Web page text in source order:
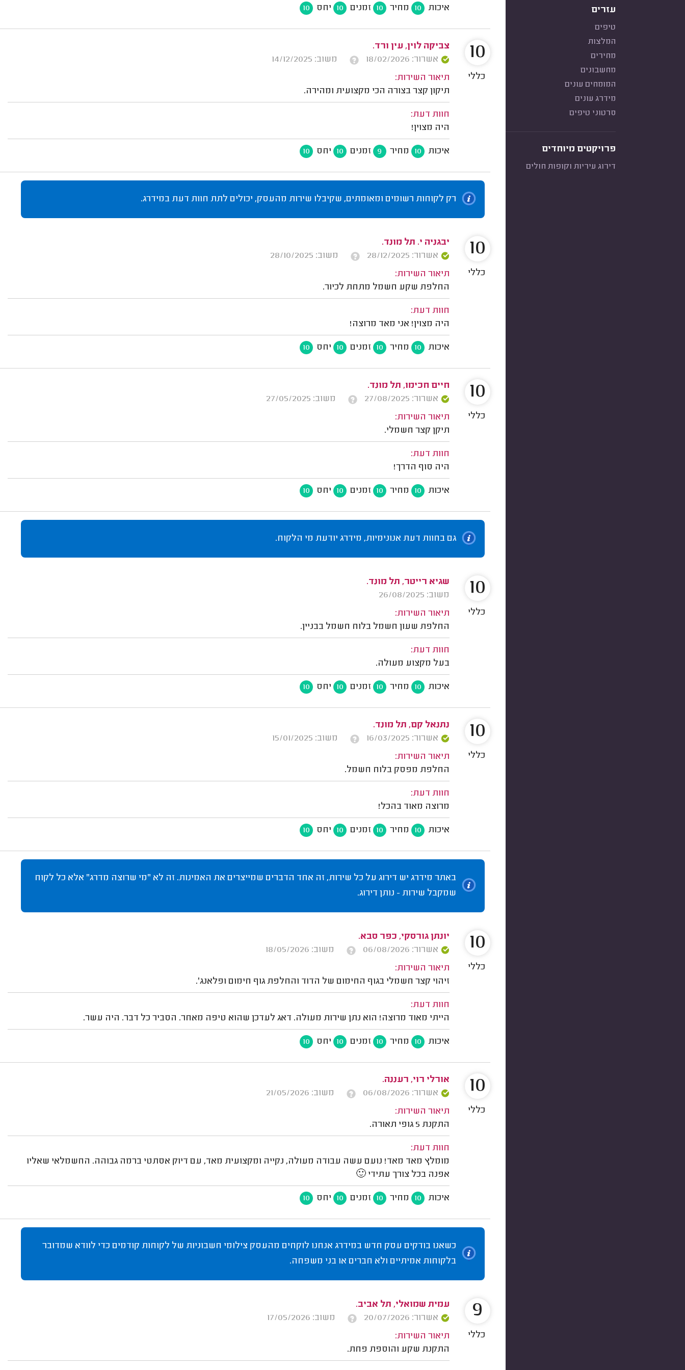
עזרים
טיפים
המלצות
מחירים
מחשבונים
המומחים עונים
מידרג עונים
סרטוני טיפים
פרויקטים מיוחדים
דירוג עיריות וקופות חולים
איכות 10 מחיר 10 זמנים 10 יחס 10
צביקה לוין, עין ורד.
אשרור: 18/02/2026
משוב: 14/12/2025
תיאור השירות:
תיקון קצר בצורה הכי מקצועית ומהירה.
חוות דעת:
היה מצוין!
איכות 10 מחיר 9 זמנים 10 יחס 10
10
כללי
רק לקוחות רשומים ומאומתים, שקיבלו שירות מהעסק, יכולים לתת חוות דעת במידרג.
יבגניה י. תל מונד.
אשרור: 28/12/2025
משוב: 28/10/2025
תיאור השירות:
החלפת שקע חשמל מתחת לכיור.
חוות דעת:
היה מצוין! אני מאד מרוצה!
איכות 10 מחיר 10 זמנים 10 יחס 10
10
כללי
חיים חכימו, תל מונד.
אשרור: 27/08/2025
משוב: 27/05/2025
תיאור השירות:
תיקן קצר חשמלי.
חוות דעת:
היה סוף הדרך!
איכות 10 מחיר 10 זמנים 10 יחס 10
10
כללי
גם בחוות דעת אנונימיות, מידרג יודעת מי הלקוח.
שגיא רייטר, תל מונד.
משוב: 26/08/2025
תיאור השירות:
החלפת שעון חשמל בלוח חשמל בבניין.
חוות דעת:
בעל מקצוע מעולה.
איכות 10 מחיר 10 זמנים 10 יחס 10
10
כללי
נתנאל קם, תל מונד.
אשרור: 16/03/2025
משוב: 15/01/2025
תיאור השירות:
החלפת מפסק בלוח חשמל.
חוות דעת:
מרוצה מאוד בהכל!
איכות 10 מחיר 10 זמנים 10 יחס 10
10
כללי
באתר מידרג יש דירוג על כל שירות, זה אחד הדברים שמייצרים את האמינות. זה לא "מי שרוצה מדרג" אלא כל לקוח
שמקבל שירות - נותן דירוג.
יונתן גורסקי, כפר סבא.
אשרור: 06/08/2026
משוב: 18/05/2026
תיאור השירות:
זיהוי קצר חשמלי בגוף החימום של הדוד והחלפת גוף חימום ופלאנג'.
חוות דעת:
הייתי מאוד מרוצה! הוא נתן שירות מעולה. דאג לעדכן שהוא טיפה מאחר. הסביר כל דבר. היה עשר.
איכות 10 מחיר 10 זמנים 10 יחס 10
10
כללי
אורלי רוי, רעננה.
אשרור: 06/08/2026
משוב: 21/05/2026
תיאור השירות:
התקנת 5 גופי תאורה.
חוות דעת:
מומלץ מאד מאד! נועם עשה עבודה מעולה, נקייה ומקצועית מאד, עם דיוק אסתטי ברמה גבוהה. החשמלאי שאליו
אפנה בכל צורך עתידי 🙂
איכות 10 מחיר 10 זמנים 10 יחס 10
10
כללי
כשאנו בודקים עסק חדש במידרג אנחנו לוקחים מהעסק צילומי חשבוניות של לקוחות קודמים כדי לוודא שמדובר
בלקוחות אמיתיים ולא חברים או בני משפחה.
עמית שמואלי, תל אביב.
אשרור: 20/07/2026
משוב: 17/05/2026
תיאור השירות:
התקנת שקע והוספת פחת.
9
כללי